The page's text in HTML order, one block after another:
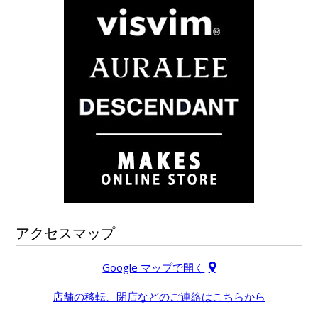
アクセスマップ
Google マップで開く
店舗の移転、閉店などのご連絡はこちらから